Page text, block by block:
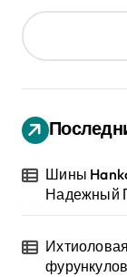
Шины
Надежный
фурункулов